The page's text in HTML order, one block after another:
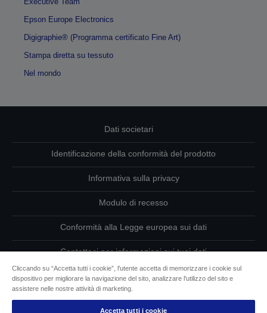
Epson Europe Electronics
Digigraphie® (Programma certificato Fine Art)
Stampa diretta su tessuto
Nel mondo
Dati societari
Identificazione della conformità del prodotto
Informativa sulla privacy
Modulo di recesso
Conformità alla Legge europea sui dati
Contattaci per informazioni sui tuoi dati
Informazioni sui cookie
L’impegno di Epson per l’accessibilità
Cliccando su “Accetta tutti i cookie”, l'utente accetta di memorizzare i cookie sul
dispositivo per migliorare la navigazione del sito, analizzare l'utilizzo del sito e
assistere nelle nostre attività di marketing.
Accetta tutti i cookie